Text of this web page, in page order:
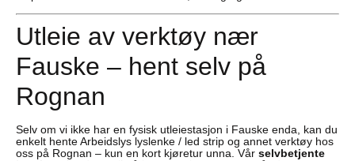
Utleie av verktøy nær
Fauske – hent selv på
Rognan
Selv om vi ikke har en fysisk utleiestasjon i Fauske enda, kan du
enkelt hente Arbeidslys lyslenke / led strip og annet verktøy hos
oss på Rognan – kun en kort kjøretur unna. Vår selvbetjente